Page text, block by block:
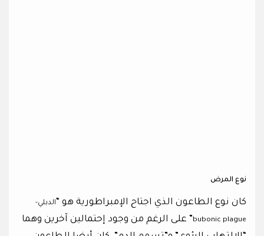
نوع المرض
كان نوع الطاعون الذي اجتاح الإمبراطورية هو “الدبلي-
bubonic plague” على الرغم من وجود إحتمالين آخرين وهما